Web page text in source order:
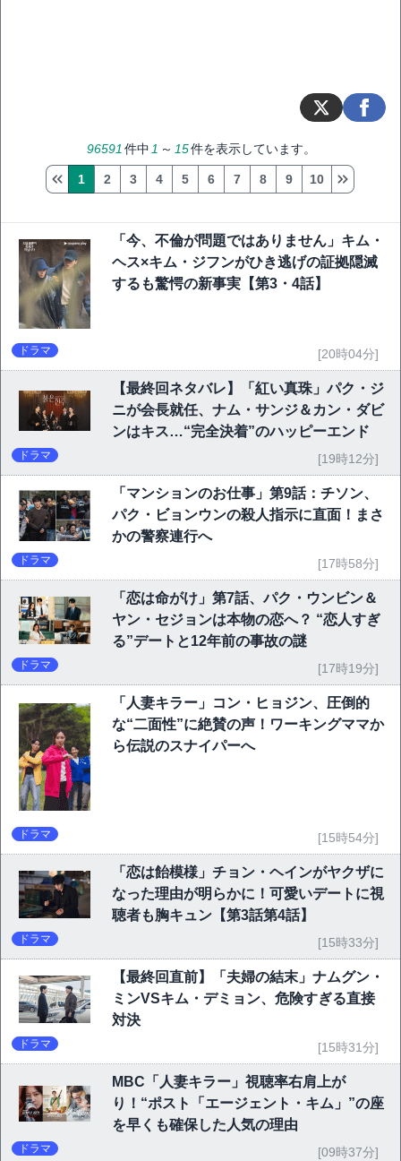
96591件中1 ～ 15件を表示しています。
1 2 3 4 5 6 7 8 9 10
「今、不倫が問題ではありません」キム・
ヘス×キム・ジフンがひき逃げの証拠隠滅
するも驚愕の新事実【第3・4話】
ドラマ [20時04分]
【最終回ネタバレ】「紅い真珠」パク・ジ
ニが会長就任、ナム・サンジ＆カン・ダビ
ンはキス…“完全決着”のハッピーエンド
ドラマ [19時12分]
「マンションのお仕事」第9話：チソン、
パク・ビョンウンの殺人指示に直面！まさ
かの警察連行へ
ドラマ [17時58分]
「恋は命がけ」第7話、パク・ウンビン＆
ヤン・セジョンは本物の恋へ？ “恋人すぎ
る”デートと12年前の事故の謎
ドラマ [17時19分]
「人妻キラー」コン・ヒョジン、圧倒的
な“二面性”に絶賛の声！ワーキングママか
ら伝説のスナイパーへ
ドラマ [15時54分]
「恋は飴模様」チョン・ヘインがヤクザに
なった理由が明らかに！可愛いデートに視
聴者も胸キュン【第3話第4話】
ドラマ [15時33分]
【最終回直前】「夫婦の結末」ナムグン・
ミンVSキム・デミョン、危険すぎる直接
対決
ドラマ [15時31分]
MBC「人妻キラー」視聴率右肩上が
り！“ポスト「エージェント・キム」”の座
を早くも確保した人気の理由
ドラマ [09時37分]